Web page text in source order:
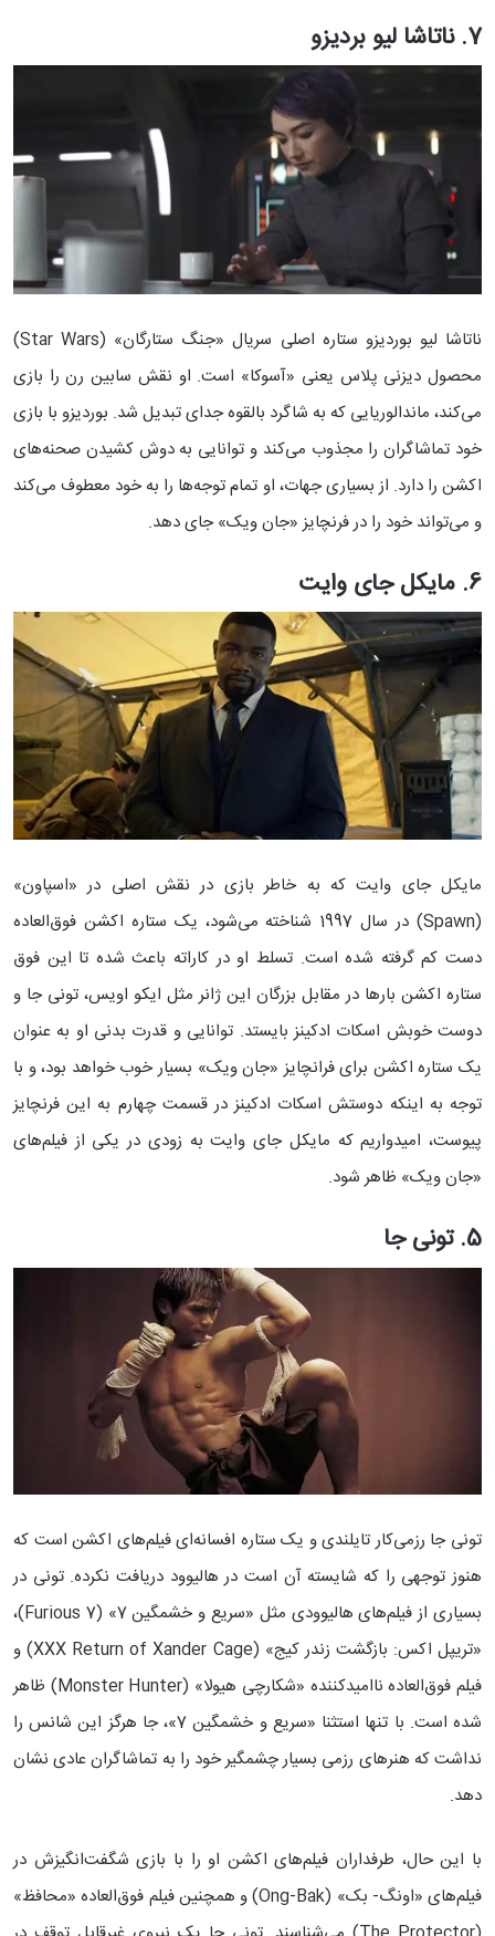
7. ناتاشا لیو بردیزو
ناتاشا لیو بوردیزو ستاره اصلی سریال «جنگ ستارگان» (Star Wars)
محصول دیزنی پلاس یعنی «آسوکا» است. او نقش سابین رن را بازی
می‌کند، ماندالوریایی که به شاگرد بالقوه جدای تبدیل شد. بوردیزو با بازی
خود تماشاگران را مجذوب می‌کند و توانایی به دوش کشیدن صحنه‌های
اکشن را دارد. از بسیاری جهات، او تمام توجه‌ها را به خود معطوف می‌کند
و می‌تواند خود را در فرنچایز «جان ویک» جای دهد.
6. مایکل جای وایت
مایکل جای وایت که به خاطر بازی در نقش اصلی در «اسپاون»
(Spawn) در سال 1997 شناخته می‌شود، یک ستاره اکشن فوق‌العاده
دست کم گرفته شده است. تسلط او در کاراته باعث شده تا این فوق
ستاره اکشن بارها در مقابل بزرگان این ژانر مثل ایکو اویس، تونی جا و
دوست خوبش اسکات ادکینز بایستد. توانایی و قدرت بدنی او به عنوان
یک ستاره اکشن برای فرانچایز «جان ویک» بسیار خوب خواهد بود، و با
توجه به اینکه دوستش اسکات ادکینز در قسمت چهارم به این فرنچایز
پیوست، امیدواریم که مایکل جای وایت به زودی در یکی از فیلم‌های
«جان ویک» ظاهر شود.
5. تونی جا
تونی جا رزمی‌کار تایلندی و یک ستاره افسانه‌ای فیلم‌های اکشن است که
هنوز توجهی را که شایسته آن است در هالیوود دریافت نکرده. تونی در
بسیاری از فیلم‌های هالیوودی مثل «سریع و خشمگین 7» (Furious 7)،
«تریپل اکس: بازگشت زندر کیج» (XXX Return of Xander Cage) و
فیلم فوق‌العاده ناامیدکننده «شکارچی هیولا» (Monster Hunter) ظاهر
شده است. با تنها استثنا «سریع و خشمگین 7»، جا هرگز این شانس را
نداشت که هنرهای رزمی بسیار چشمگیر خود را به تماشاگران عادی نشان
دهد.
با این حال، طرفداران فیلم‌های اکشن او را با بازی شگفت‌انگیزش در
فیلم‌های «اونگ- بک» (Ong-Bak) و همچنین فیلم فوق‌العاده «محافظ»